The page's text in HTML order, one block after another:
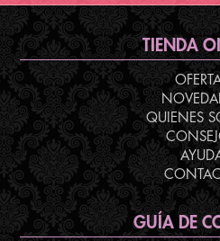
TIENDA
QUIENES
GUÍA DE